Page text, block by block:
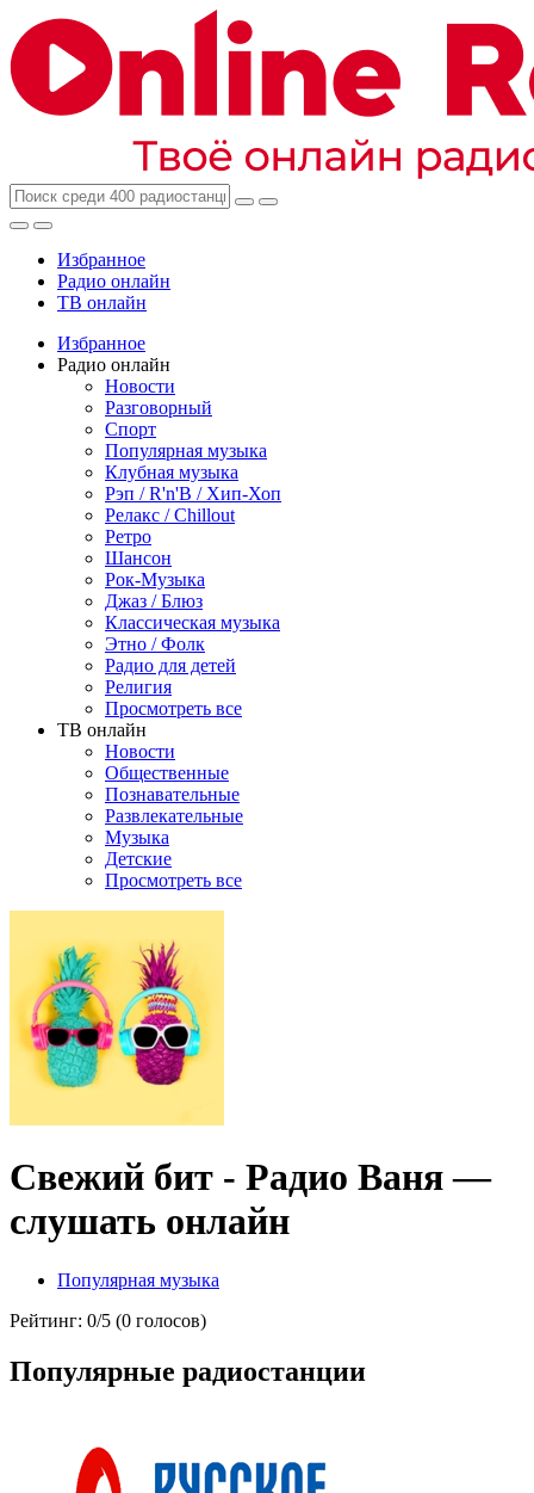
Избранное
Радио онлайн
ТВ онлайн
Избранное
Радио онлайн
Новости
Разговорный
Спорт
Популярная музыка
Клубная музыка
Рэп / R'n'B / Хип-Хоп
Релакс / Chillout
Ретро
Шансон
Рок-Музыка
Джаз / Блюз
Классическая музыка
Этно / Фолк
Радио для детей
Религия
Просмотреть все
ТВ онлайн
Новости
Общественные
Познавательные
Развлекательные
Музыка
Детские
Просмотреть все
Свежий бит - Радио Ваня —
слушать онлайн
Популярная музыка
Рейтинг: 0/5 (0 голосов)
Популярные радиостанции